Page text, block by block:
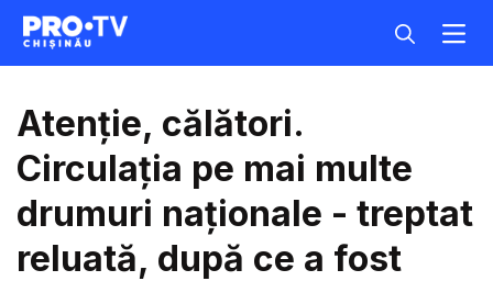
Atenție, călători.
Circulația pe mai multe
drumuri naționale - treptat
reluată, după ce a fost